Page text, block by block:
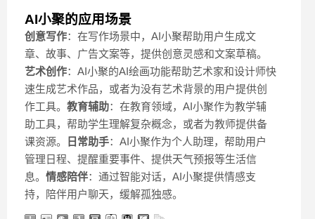
AI小聚的应用场景
创意写作：在写作场景中，AI小聚帮助用户生成文
章、故事、广告文案等，提供创意灵感和文案草稿。
艺术创作：AI小聚的AI绘画功能帮助艺术家和设计师快
速生成艺术作品，或者为没有艺术背景的用户提供创
作工具。 教育辅助：在教育领域，AI小聚作为教学辅
助工具，帮助学生理解复杂概念，或者为教师提供备
课资源。
日常助手：AI小聚作为个人助理，帮助用户
管理日程、提醒重要事件、提供天气预报等生活信
息。 情感陪伴：通过智能对话，AI小聚提供情感支
持，陪伴用户聊天，缓解孤独感。